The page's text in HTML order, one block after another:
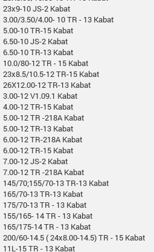
23x9-10 JS-2 Kabat
3.00/3.50/4.00- 10 TR - 13 Kabat
5.00-10 TR-15 Kabat
6.50-10 JS-2 Kabat
6.50-10 TR-13 Kabat
10.0/80-12 TR - 15 Kabat
23x8.5/10.5-12 TR-15 Kabat
26X12.00-12 TR-13 Kabat
3.00-12 V1.09.1 Kabat
4.00-12 TR-15 Kabat
5.00-12 TR -218A Kabat
5.00-12 TR-13 Kabat
6.00-12 TR-218A Kabat
6.00-12 TR-15 Kabat
7.00-12 JS-2 Kabat
7.00-12 TR -218A Kabat
145/70;155/70-13 TR-13 Kabat
165/70-13 TR-13 Kabat
175/70-13 TR - 13 Kabat
155/165- 14 TR - 13 Kabat
165/175-14 TR - 13 Kabat
200/60-14.5 ( 24x8.00-14.5) TR - 15 Kabat
11L-15 TR - 13 Kabat